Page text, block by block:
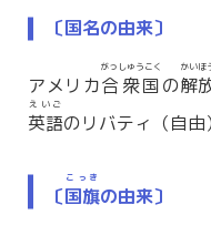
〔国名の由来〕
アメリカ合衆国
がっしゅうこく
の解
かいほ
英語
えいご
のリバティ（自由
〔国旗
こっき
の由来〕